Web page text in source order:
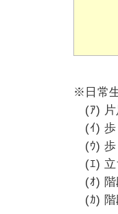
※日常
(ｱ) 片
(ｲ) 歩
(ｳ) 歩
(ｴ) 立
(ｵ) 階
(ｶ) 階